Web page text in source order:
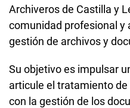
Archiveros de Castilla y
comunidad profesional y
gestión de archivos y
Su objetivo es impulsar
articule el tratamiento
con la gestión de los